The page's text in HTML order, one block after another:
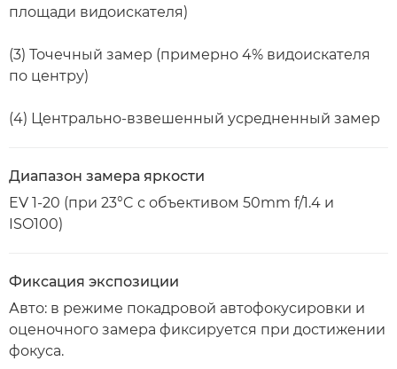
площади видоискателя)
(3) Точечный замер (примерно 4% видоискателя
по центру)
(4) Центрально-взвешенный усредненный замер
Диапазон замера яркости
EV 1-20 (при 23°C с объективом 50mm f/1.4 и
ISO100)
Фиксация экспозиции
Авто: в режиме покадровой автофокусировки и
оценочного замера фиксируется при достижении
фокуса.